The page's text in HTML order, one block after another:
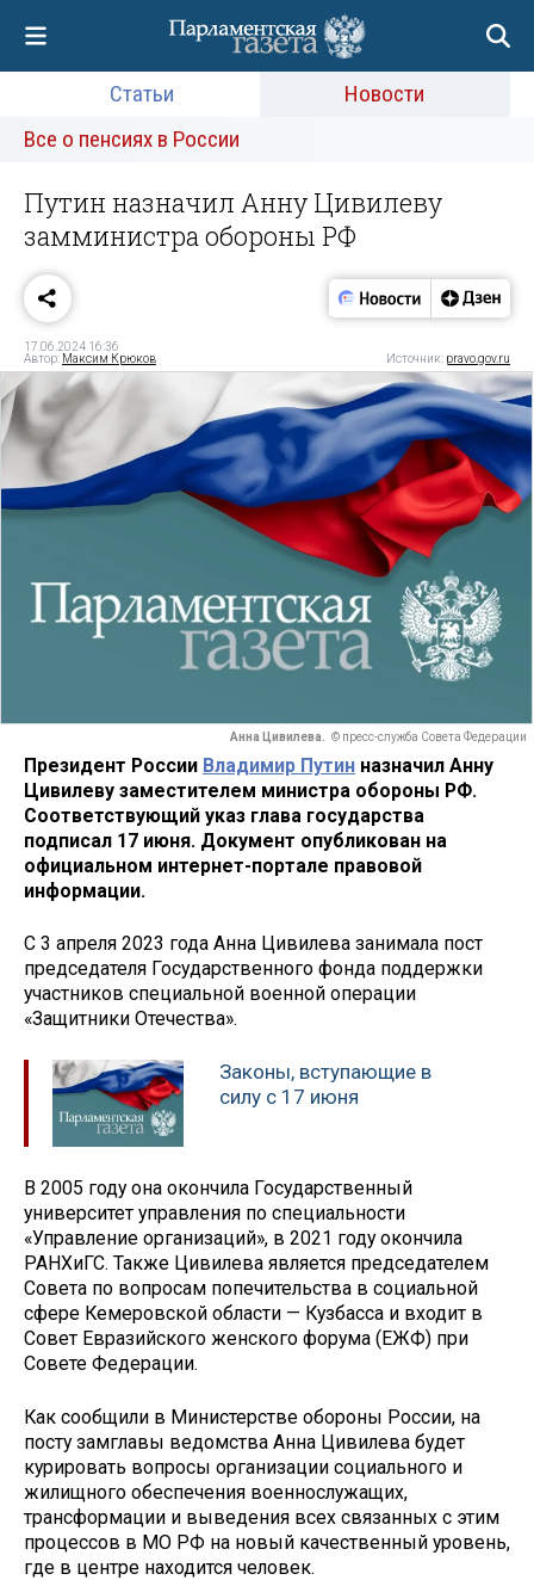
Статьи
Новости
Все о пенсиях в России
Путин назначил Анну Цивилеву
замминистра обороны РФ
17.06.2024 16:36
Автор: Максим Крюков Источник: pravo.gov.ru
Анна Цивилева. © пресс-служба Совета Федерации
Президент России Владимир Путин назначил Анну
Цивилеву заместителем министра обороны РФ.
Соответствующий указ глава государства
подписал 17 июня. Документ опубликован на
официальном интернет-портале правовой
информации.
С 3 апреля 2023 года Анна Цивилева занимала пост
председателя Государственного фонда поддержки
участников специальной военной операции
«Защитники Отечества».
Законы, вступающие в
силу с 17 июня
В 2005 году она окончила Государственный
университет управления по специальности
«Управление организаций», в 2021 году окончила
РАНХиГС. Также Цивилева является председателем
Совета по вопросам попечительства в социальной
сфере Кемеровской области — Кузбасса и входит в
Совет Евразийского женского форума (ЕЖФ) при
Совете Федерации.
Как сообщили в Министерстве обороны России, на
посту замглавы ведомства Анна Цивилева будет
курировать вопросы организации социального и
жилищного обеспечения военнослужащих,
трансформации и выведения всех связанных с этим
процессов в МО РФ на новый качественный уровень,
где в центре находится человек.